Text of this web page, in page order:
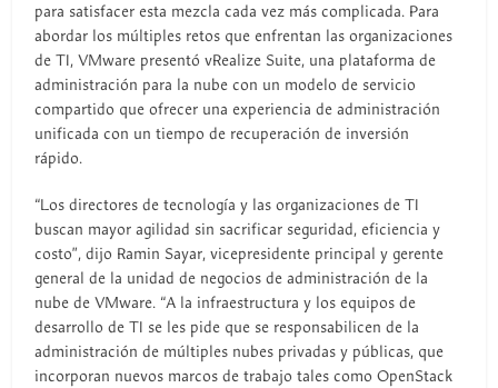
para satisfacer esta mezcla cada vez más complicada. Para
abordar los múltiples retos que enfrentan las organizaciones
de TI, VMware presentó vRealize Suite, una plataforma de
administración para la nube con un modelo de servicio
compartido que ofrecer una experiencia de administración
unificada con un tiempo de recuperación de inversión
rápido.
“Los directores de tecnología y las organizaciones de TI
buscan mayor agilidad sin sacrificar seguridad, eficiencia y
costo”, dijo Ramin Sayar, vicepresidente principal y gerente
general de la unidad de negocios de administración de la
nube de VMware. “A la infraestructura y los equipos de
desarrollo de TI se les pide que se responsabilicen de la
administración de múltiples nubes privadas y públicas, que
incorporan nuevos marcos de trabajo tales como OpenStack